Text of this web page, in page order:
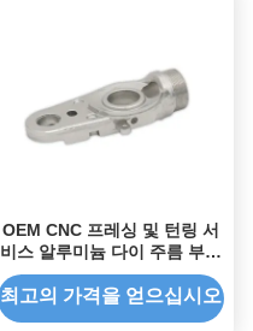
OEM CNC 프레싱 및 턴링 서
비스 알루미늄 다이 주름 부품
제조자 자전거
최고의 가격을 얻으십시오